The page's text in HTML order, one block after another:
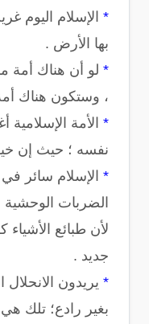
* الإسلام اليوم
بها الأرض .
* لو أن هناك أمة
، وستكون هناك
* الأمة
نفسه ؛ حيث إن
* الإسلام سائر
الضربات
لأن طبائع الأشياء
جديد .
* يريدون
بغير رادع؛ تلك